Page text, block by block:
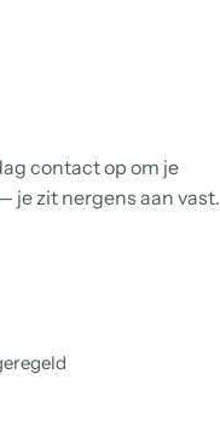
contact op om je
je zit nergens aan vast.